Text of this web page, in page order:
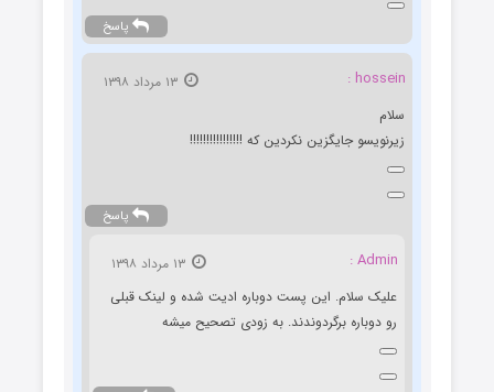
پاسخ
hossein :
سلام
زیرنویسو جایگزین نکردین که !!!!!!!!!!!!!!!!
پاسخ
Admin :
علیک سلام. این پست دوباره ادیت شده و لینک قبلی
رو دوباره برگردوندند. به زودی تصحیح میشه